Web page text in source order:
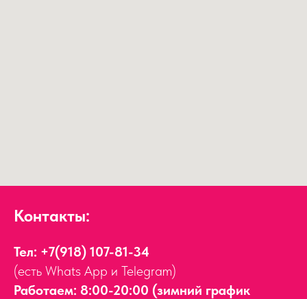
Контакты:
Тел: +7(918) 107-81-34
(есть Whats App и Telegram)
Работаем: 8:00-20:00 (зимний график